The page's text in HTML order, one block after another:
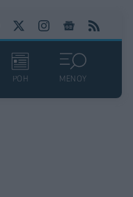
ΡΟΗ ΜΕΝΟΥ